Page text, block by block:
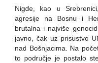
Nigde, kao u
agresije na Bosnu i
brutalna i najviše
javno, čak uz prisustvo
nad Bošnjacima. Na
to područje je postalo